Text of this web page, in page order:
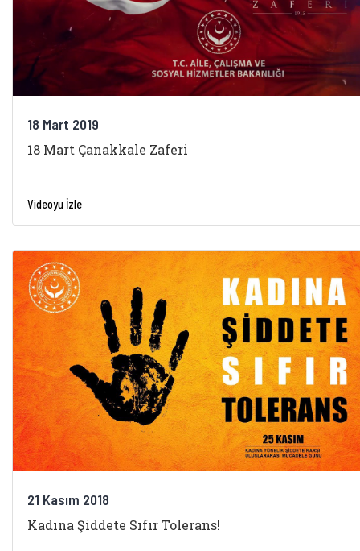
18 Mart 2019
18 Mart Çanakkale Zaferi
Videoyu İzle
21 Kasım 2018
Kadına Şiddete Sıfır Tolerans!